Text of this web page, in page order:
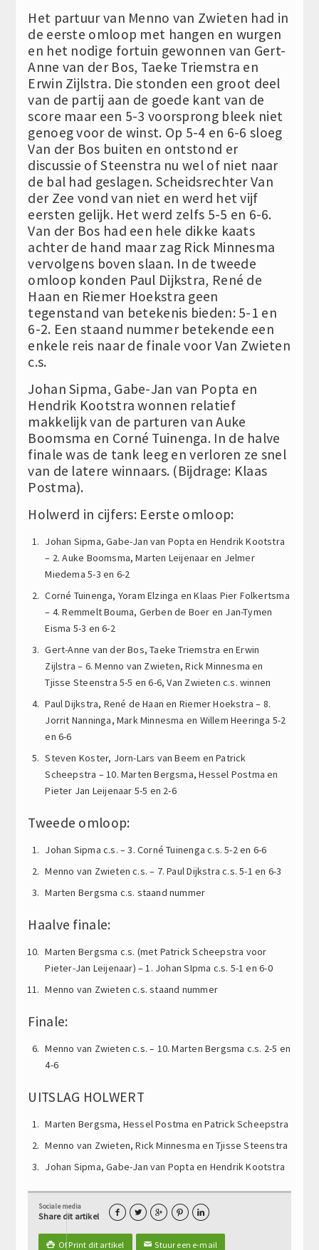
Het partuur van Menno van Zwieten had in
de eerste omloop met hangen en wurgen
en het nodige fortuin gewonnen van Gert-
Anne van der Bos, Taeke Triemstra en
Erwin Zijlstra. Die stonden een groot deel
van de partij aan de goede kant van de
score maar een 5-3 voorsprong bleek niet
genoeg voor de winst. Op 5-4 en 6-6 sloeg
Van der Bos buiten en ontstond er
discussie of Steenstra nu wel of niet naar
de bal had geslagen. Scheidsrechter Van
der Zee vond van niet en werd het vijf
eersten gelijk. Het werd zelfs 5-5 en 6-6.
Van der Bos had een hele dikke kaats
achter de hand maar zag Rick Minnesma
vervolgens boven slaan. In de tweede
omloop konden Paul Dijkstra, René de
Haan en Riemer Hoekstra geen
tegenstand van betekenis bieden: 5-1 en
6-2. Een staand nummer betekende een
enkele reis naar de finale voor Van Zwieten
c.s.
Johan Sipma, Gabe-Jan van Popta en
Hendrik Kootstra wonnen relatief
makkelijk van de parturen van Auke
Boomsma en Corné Tuinenga. In de halve
finale was de tank leeg en verloren ze snel
van de latere winnaars. (Bijdrage: Klaas
Postma).
Holwerd in cijfers: Eerste omloop:
Johan Sipma, Gabe-Jan van Popta en Hendrik Kootstra
– 2. Auke Boomsma, Marten Leijenaar en Jelmer
Miedema 5-3 en 6-2
Corné Tuinenga, Yoram Elzinga en Klaas Pier Folkertsma
– 4. Remmelt Bouma, Gerben de Boer en Jan-Tymen
Eisma 5-3 en 6-2
Gert-Anne van der Bos, Taeke Triemstra en Erwin
Zijlstra – 6. Menno van Zwieten, Rick Minnesma en
Tjisse Steenstra 5-5 en 6-6, Van Zwieten c.s. winnen
Paul Dijkstra, René de Haan en Riemer Hoekstra – 8.
Jorrit Nanninga, Mark Minnesma en Willem Heeringa 5-2
en 6-6
Steven Koster, Jorn-Lars van Beem en Patrick
Scheepstra – 10. Marten Bergsma, Hessel Postma en
Pieter Jan Leijenaar 5-5 en 2-6
Tweede omloop:
Johan Sipma c.s. – 3. Corné Tuinenga c.s. 5-2 en 6-6
Menno van Zwieten c.s. – 7. Paul Dijkstra c.s. 5-1 en 6-3
Marten Bergsma c.s. staand nummer
Haalve finale:
Marten Bergsma c.s. (met Patrick Scheepstra voor
Pieter-Jan Leijenaar) – 1. Johan SIpma c.s. 5-1 en 6-0
Menno van Zwieten c.s. staand nummer
Finale:
Menno van Zwieten c.s. – 10. Marten Bergsma c.s. 2-5 en
4-6
UITSLAG HOLWERT
Marten Bergsma, Hessel Postma en Patrick Scheepstra
Menno van Zwieten, Rick Minnesma en Tjisse Steenstra
Johan Sipma, Gabe-Jan van Popta en Hendrik Kootstra
Sociale media
Share dit artikel     
 Of Print dit artikel ✉Stuur een e-mail